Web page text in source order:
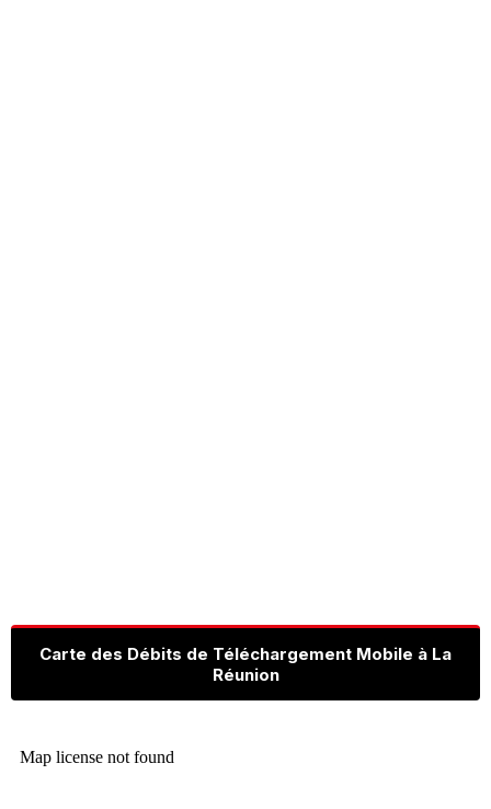
Carte des Débits de Téléchargement Mobile à La
Réunion